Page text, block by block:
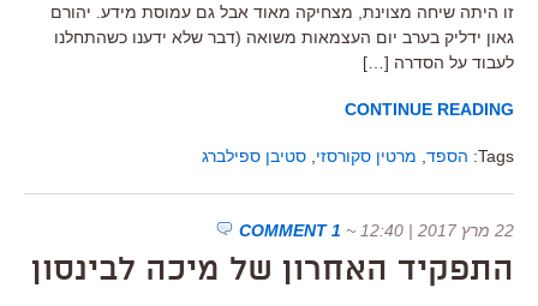
זו היתה שיחה מצוינת, מצחיקה מאוד אבל גם עמוסת מידע. יהורם
גאון ידליק בערב יום העצמאות משואה (דבר שלא ידענו כשהתחלנו
לעבוד על הסדרה […]
CONTINUE READING
Tags: הספד מרטין סקורסזי סטיבן ספילברג
22 מרץ 2017 | 12:40 ~
1 COMMENT
התפקיד האחרון של מיכה לבינסון